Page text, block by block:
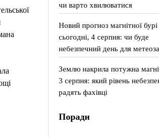
чи варто хвилюватися
Новий прогноз магнітної бурі
сьогодні, 4 серпня: чи буде
небезпечний день для
Землю накрила потужна
3 серпня: який рівень
радять фахівці
Поради